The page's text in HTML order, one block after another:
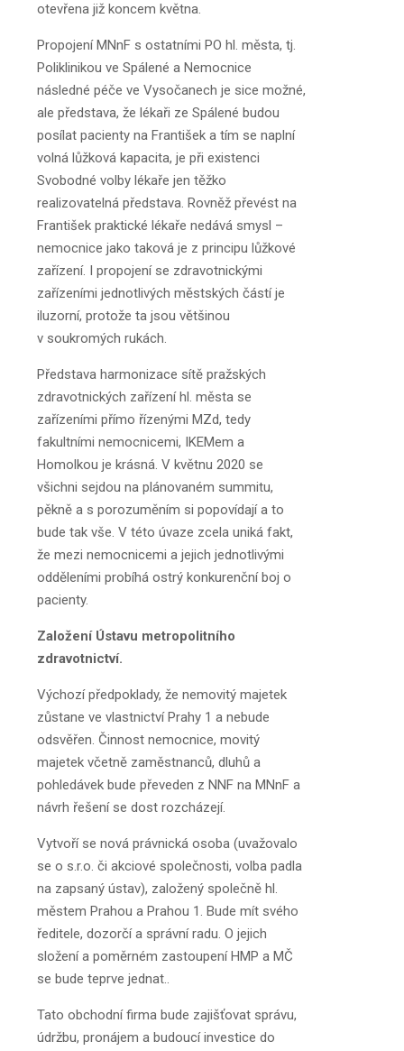
otevřena již koncem května.
Propojení MNnF s ostatními PO hl. města, tj.
Poliklinikou ve Spálené a Nemocnice
následné péče ve Vysočanech je sice možné,
ale představa, že lékaři ze Spálené budou
posílat pacienty na František a tím se naplní
volná lůžková kapacita, je při existenci
Svobodné volby lékaře jen těžko
realizovatelná představa. Rovněž převést na
František praktické lékaře nedává smysl –
nemocnice jako taková je z principu lůžkové
zařízení. I propojení se zdravotnickými
zařízeními jednotlivých městských částí je
iluzorní, protože ta jsou většinou
v soukromých rukách.
Představa harmonizace sítě pražských
zdravotnických zařízení hl. města se
zařízeními přímo řízenými MZd, tedy
fakultními nemocnicemi, IKEMem a
Homolkou je krásná. V květnu 2020 se
všichni sejdou na plánovaném summitu,
pěkně a s porozuměním si popovídají a to
bude tak vše. V této úvaze zcela uniká fakt,
že mezi nemocnicemi a jejich jednotlivými
odděleními probíhá ostrý konkurenční boj o
pacienty.
Založení Ústavu metropolitního
zdravotnictví.
Výchozí předpoklady, že nemovitý majetek
zůstane ve vlastnictví Prahy 1 a nebude
odsvěřen. Činnost nemocnice, movitý
majetek včetně zaměstnanců, dluhů a
pohledávek bude převeden z NNF na MNnF a
návrh řešení se dost rozcházejí.
Vytvoří se nová právnická osoba (uvažovalo
se o s.r.o. či akciové společnosti, volba padla
na zapsaný ústav), založený společně hl.
městem Prahou a Prahou 1. Bude mít svého
ředitele, dozorčí a správní radu. O jejich
složení a poměrném zastoupení HMP a MČ
se bude teprve jednat..
Tato obchodní firma bude zajišťovat správu,
údržbu, pronájem a budoucí investice do